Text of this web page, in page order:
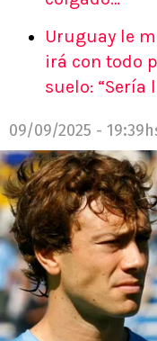
Uruguay le
irá con todo
suelo: “Sería
09/09/2025 -